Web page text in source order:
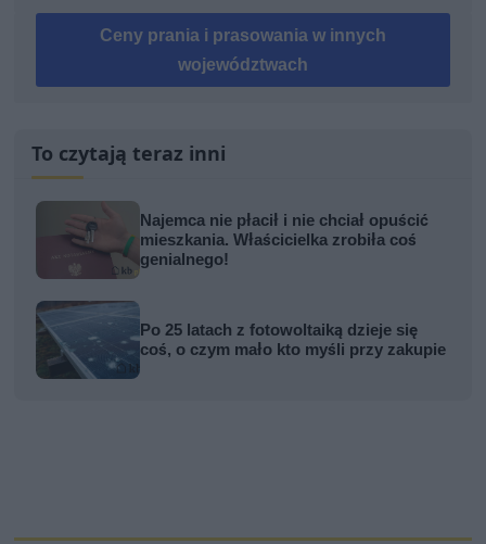
Ceny prania i prasowania w innych
województwach
To czytają teraz inni
Najemca nie płacił i nie chciał opuścić
mieszkania. Właścicielka zrobiła coś
genialnego!
Po 25 latach z fotowoltaiką dzieje się
coś, o czym mało kto myśli przy zakupie